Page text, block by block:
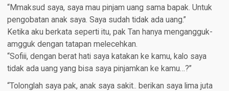
“Mmaksud saya, saya mau pinjam uang sama bapak. Untuk
pengobatan anak saya. Saya sudah tidak ada uang.”
Ketika aku berkata seperti itu, pak Tan hanya mengangguk-
amgguk dengan tatapan melecehkan.
“Sofiii, dengan berat hati saya katakan ke kamu, kalo saya
tidak ada uang yang bisa saya pinjamkan ke kamu…?”
“Tolonglah saya pak, anak saya sakit.. berikan saya lima juta